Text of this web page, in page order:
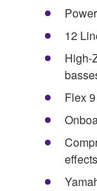
12
High-
Flex
effects